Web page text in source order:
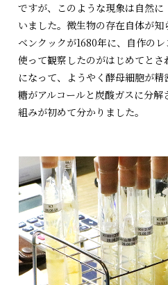
ですが、このような現象は自然
いました。微生物の存在自体が
ベンクックが1680年に、自作の
使って観察したのがはじめてと
になって、ようやく酵母細胞が
糖がアルコールと炭酸ガスに分
組みが初めて分かりました。